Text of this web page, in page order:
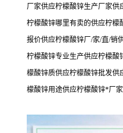
厂家供应柠檬酸锌生产厂家供
柠檬酸锌哪里有卖的供应柠檬
报价供应柠檬酸锌厂/家/直/销
柠檬酸锌专业生产供应柠檬酸
檬酸锌质供应柠檬酸锌批发供
檬酸锌用途供应柠檬酸锌*厂